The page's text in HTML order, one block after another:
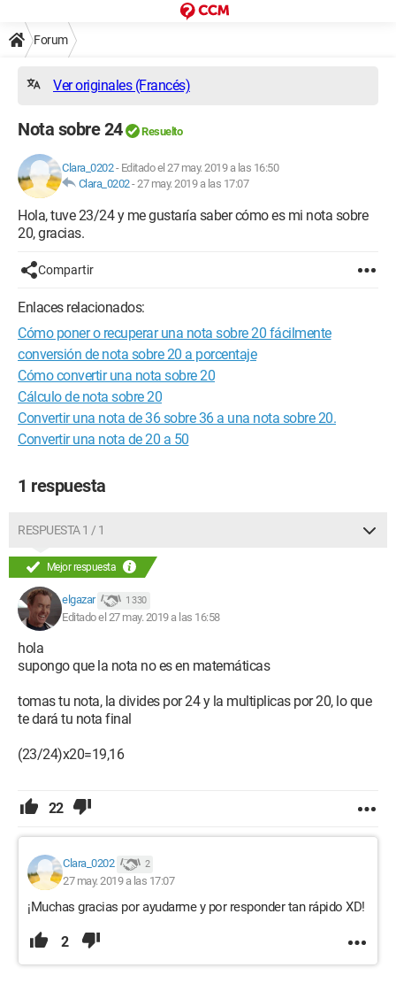
Forum
Ver originales (Francés)
Nota sobre 24 Resuelto
Clara_0202- Editado el 27 may. 2019 a las 16:50
Clara_0202-27 may. 2019 a las 17:07
Hola, tuve 23/24 y me gustaría saber cómo es mi nota sobre
20, gracias.
Compartir
Enlaces relacionados:
Cómo poner o recuperar una nota sobre 20 fácilmente
conversión de nota sobre 20 a porcentaje
Cómo convertir una nota sobre 20
Cálculo de nota sobre 20
Convertir una nota de 36 sobre 36 a una nota sobre 20.
Convertir una nota de 20 a 50
1 respuesta
RESPUESTA 1 / 1
Mejor respuesta
elgazar 1 330
Editado el 27 may. 2019 a las 16:58
hola
supongo que la nota no es en matemáticas
tomas tu nota, la divides por 24 y la multiplicas por 20, lo que
te dará tu nota final
(23/24)x20=19,16
22
Clara_0202 2
27 may. 2019 a las 17:07
¡Muchas gracias por ayudarme y por responder tan rápido XD!
2